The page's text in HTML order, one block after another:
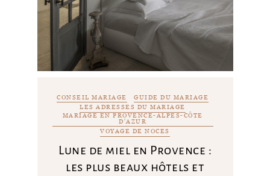
CONSEIL MARIAGE
GUIDE DU MARIAGE
LES ADRESSES DU MARIAGE
MARIAGE EN PROVENCE-ALPES-CÔTE
D'AZUR
VOYAGE DE NOCES
Lune de miel en Provence :
les plus beaux hôtels et